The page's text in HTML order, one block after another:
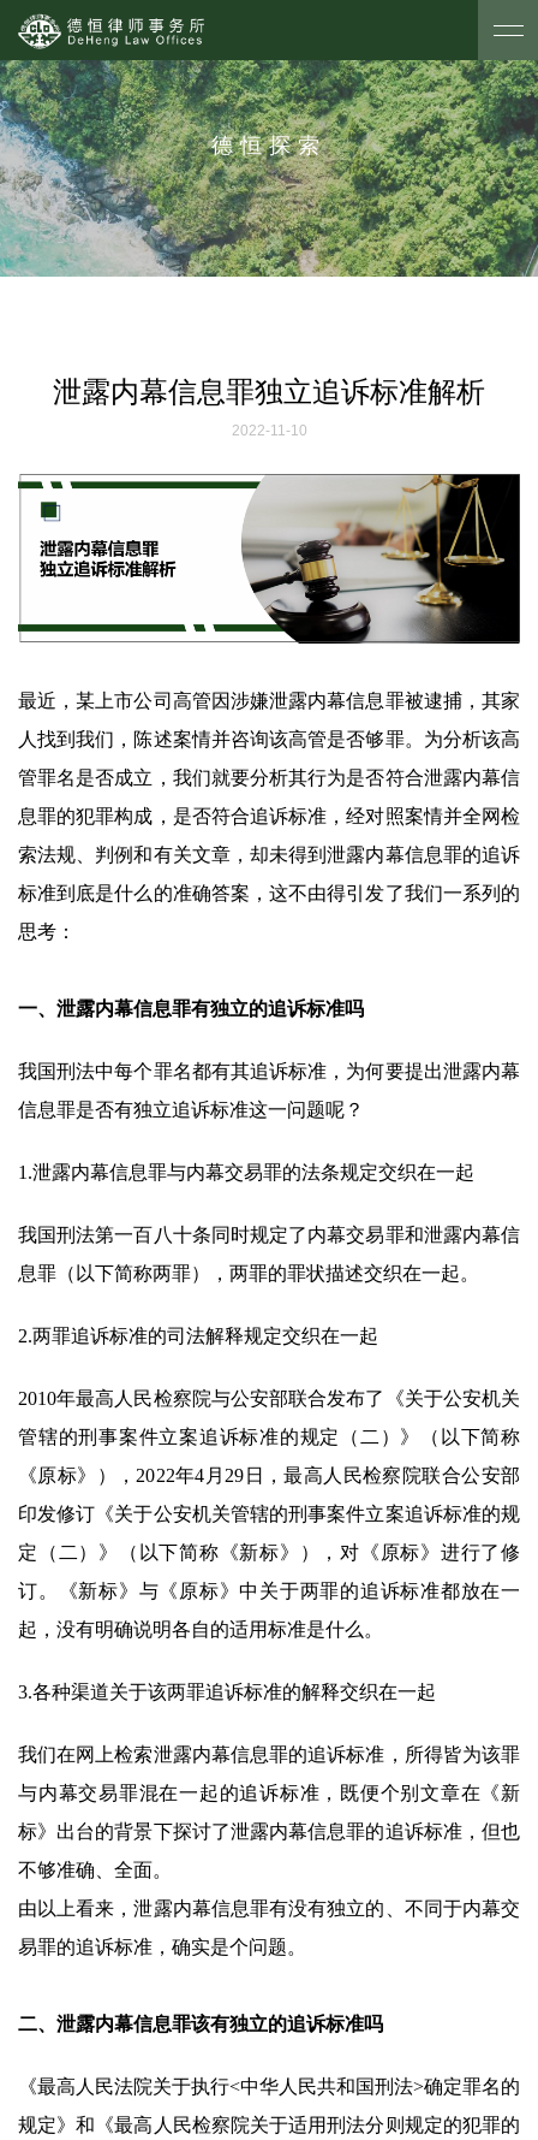
德恒探索
泄露内幕信息罪独立追诉标准解析
2022-11-10
最近，某上市公司高管因涉嫌泄露内幕信息罪被逮捕，其家
人找到我们，陈述案情并咨询该高管是否够罪。为分析该高
管罪名是否成立，我们就要分析其行为是否符合泄露内幕信
息罪的犯罪构成，是否符合追诉标准，经对照案情并全网检
索法规、判例和有关文章，却未得到泄露内幕信息罪的追诉
标准到底是什么的准确答案，这不由得引发了我们一系列的
思考：
一、泄露内幕信息罪有独立的追诉标准吗
我国刑法中每个罪名都有其追诉标准，为何要提出泄露内幕
信息罪是否有独立追诉标准这一问题呢？
1.泄露内幕信息罪与内幕交易罪的法条规定交织在一起
我国刑法第一百八十条同时规定了内幕交易罪和泄露内幕信
息罪（以下简称两罪），两罪的罪状描述交织在一起。
2.两罪追诉标准的司法解释规定交织在一起
2010年最高人民检察院与公安部联合发布了《关于公安机关
管辖的刑事案件立案追诉标准的规定（二）》（以下简称
《原标》），2022年4月29日，最高人民检察院联合公安部
印发修订《关于公安机关管辖的刑事案件立案追诉标准的规
定（二）》（以下简称《新标》），对《原标》进行了修
订。《新标》与《原标》中关于两罪的追诉标准都放在一
起，没有明确说明各自的适用标准是什么。
3.各种渠道关于该两罪追诉标准的解释交织在一起
我们在网上检索泄露内幕信息罪的追诉标准，所得皆为该罪
与内幕交易罪混在一起的追诉标准，既便个别文章在《新
标》出台的背景下探讨了泄露内幕信息罪的追诉标准，但也
不够准确、全面。
由以上看来，泄露内幕信息罪有没有独立的、不同于内幕交
易罪的追诉标准，确实是个问题。
二、泄露内幕信息罪该有独立的追诉标准吗
《最高人民法院关于执行<中华人民共和国刑法>确定罪名的
规定》和《最高人民检察院关于适用刑法分则规定的犯罪的